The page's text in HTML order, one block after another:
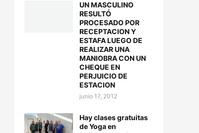
UN MASCULINO
RESULTÓ
PROCESADO POR
RECEPTACION Y
ESTAFA LUEGO DE
REALIZAR UNA
MANIOBRA CON UN
CHEQUE EN
PERJUICIO DE
ESTACION
junio 17, 2012
Hay clases gratuitas
de Yoga en